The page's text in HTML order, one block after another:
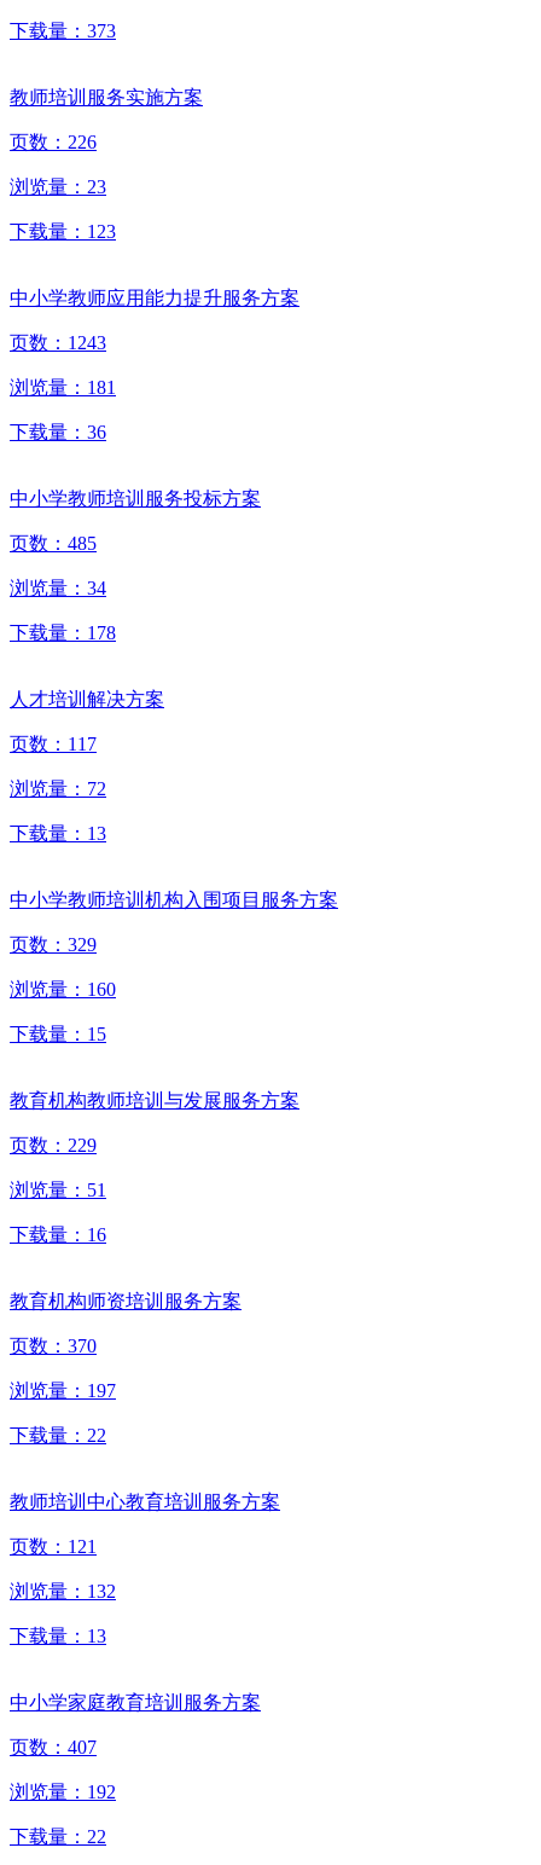
下载量： 373
教师培训服务实施方案
页数： 226
浏览量： 23
下载量： 123
中小学教师应用能力提升服务方案
页数： 1243
浏览量： 181
下载量： 36
中小学教师培训服务投标方案
页数： 485
浏览量： 34
下载量： 178
人才培训解决方案
页数： 117
浏览量： 72
下载量： 13
中小学教师培训机构入围项目服务方案
页数： 329
浏览量： 160
下载量： 15
教育机构教师培训与发展服务方案
页数： 229
浏览量： 51
下载量： 16
教育机构师资培训服务方案
页数： 370
浏览量： 197
下载量： 22
教师培训中心教育培训服务方案
页数： 121
浏览量： 132
下载量： 13
中小学家庭教育培训服务方案
页数： 407
浏览量： 192
下载量： 22